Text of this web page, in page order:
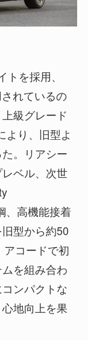
を採用、
れているの
級グレード
より、旧型よ
。リアシー
ベル、次世
、高機能接着
型から約50
アコードで初
を組み合わ
ンパクトな
地向上を果